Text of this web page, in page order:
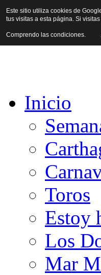
Inicio
Toros
Estoy
Los
Mar
Este sitio utiliza cookies de
tus visitas a esta página. Si
Comprendo las condiciones.